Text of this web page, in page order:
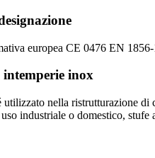
europea CE 0476 EN
inox
nella ristrutturazione
industriale o domestico,